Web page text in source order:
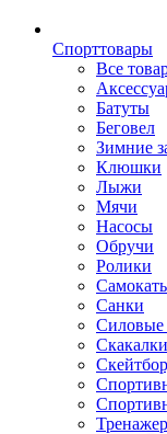
Спорттовары
Все
Батуты
Беговел
Зимние
Клюшки
Лыжи
Мячи
Насосы
Обручи
Ролики
Санки
Силовые
Скакалки